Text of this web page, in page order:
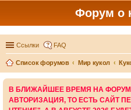
Форум о
Ссылки FAQ
Список форумов Мир кукол
В БЛИЖАЙШЕЕ ВРЕМЯ НА
АВТОРИЗАЦИЯ, ТО ЕСТЬ САЙТ